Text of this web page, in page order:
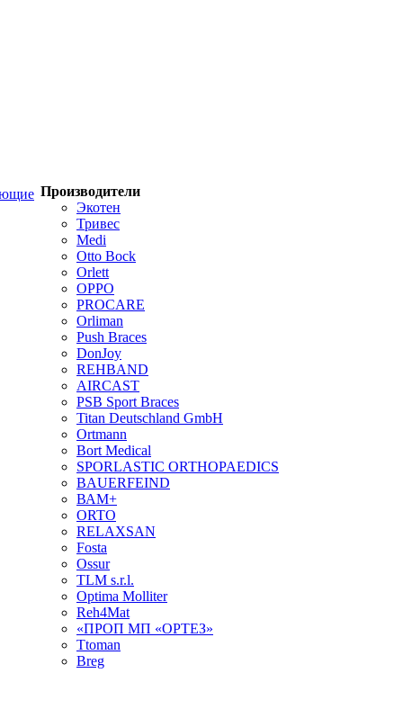
Производители
Экотен
Тривес
Medi
Otto Bock
Orlett
OPPO
PROCARE
Orliman
Push Braces
DonJoy
REHBAND
AIRCAST
PSB Sport Braces
Titan Deutschland GmbH
Ortmann
Bort Medical
SPORLASTIC ORTHOPAEDICS
BAUERFEIND
ВАМ+
ORTO
RELAXSAN
Fosta
Ossur
TLM s.r.l.
Optima Molliter
Reh4Mat
«ПРОП МП «ОРТЕЗ»
Ttoman
Breg